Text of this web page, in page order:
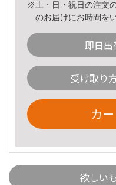
※土・日・祝日の注文
のお届けにお時間を
即日
受け取り
カ
欲しい